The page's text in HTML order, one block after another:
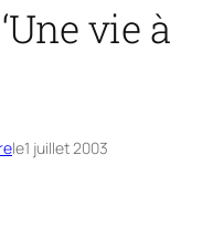
vie à
le1 juillet 2003